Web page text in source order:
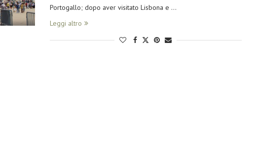
Portogallo; dopo aver visitato Lisbona e …
Leggi altro